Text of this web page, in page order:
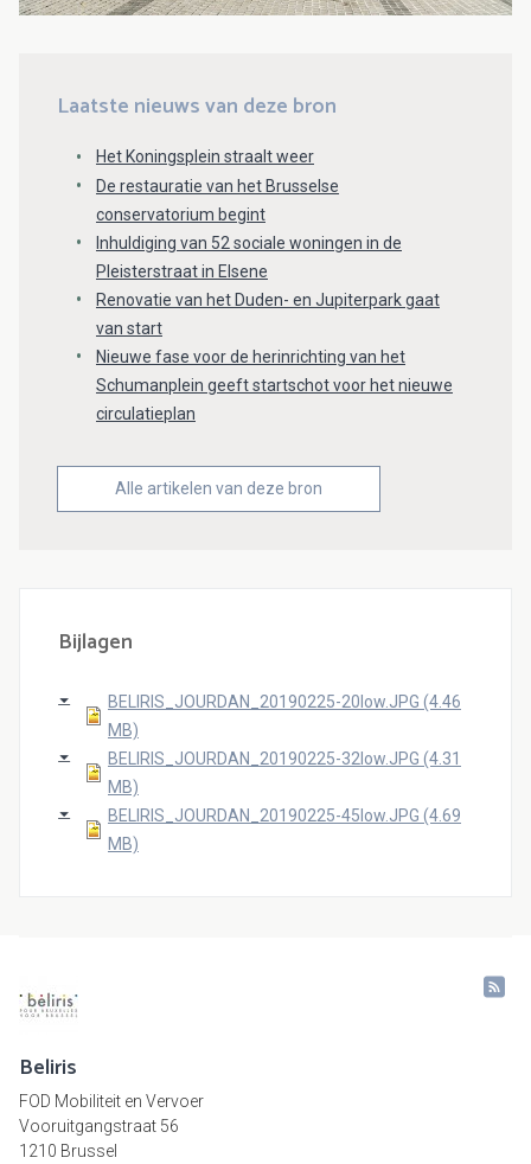
Laatste nieuws van deze bron
Het Koningsplein straalt weer
De restauratie van het Brusselse
conservatorium begint
Inhuldiging van 52 sociale woningen in de
Pleisterstraat in Elsene
Renovatie van het Duden- en Jupiterpark gaat
van start
Nieuwe fase voor de herinrichting van het
Schumanplein geeft startschot voor het nieuwe
circulatieplan
Alle artikelen van deze bron
Bijlagen
BELIRIS_JOURDAN_20190225-20low.JPG (4.46
MB)
BELIRIS_JOURDAN_20190225-32low.JPG (4.31
MB)
BELIRIS_JOURDAN_20190225-45low.JPG (4.69
MB)
Beliris
FOD Mobiliteit en Vervoer
Vooruitgangstraat 56
1210 Brussel